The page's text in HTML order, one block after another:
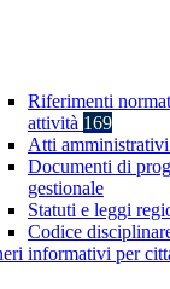
Riferimenti
attività 169
Atti
Documenti di
gestionale
Statuti e leggi
Codice
informativi per